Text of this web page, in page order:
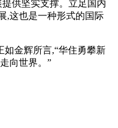
供坚实支撑。立足国内
,这也是一种形式的国际
金辉所言,“华住勇攀新
向世界。”